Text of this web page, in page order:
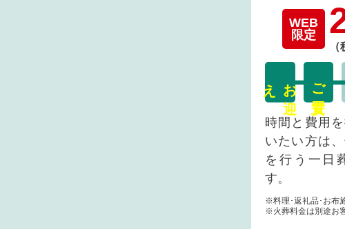
WEB
限定
お
迎
え ご安置
時間と費用
いたい方は
を行う一日
す。
※料理･返礼品･お布
※火葬料金は別途お